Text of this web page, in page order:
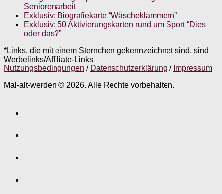
Seniorenarbeit
Exklusiv: Biografiekarte “Wäscheklammern”
Exklusiv: 50 Aktivierungskarten rund um Sport “Dies
oder das?”
*Links, die mit einem Sternchen gekennzeichnet sind, sind
Werbelinks/Affiliate-Links
Nutzungsbedingungen / Datenschutzerklärung / Impressum
Mal-alt-werden © 2026. Alle Rechte vorbehalten.